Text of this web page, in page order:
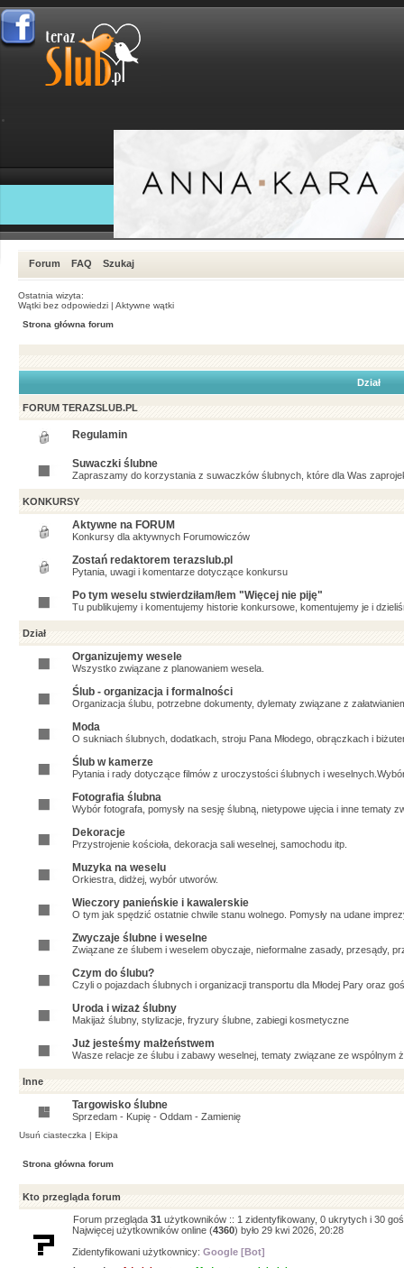
Forum FAQ Szukaj
Ostatnia wizyta:
Wątki bez odpowiedzi | Aktywne wątki
Strona główna forum
Dział
FORUM TERAZSLUB.PL
Regulamin
Suwaczki ślubne
Zapraszamy do korzystania z suwaczków ślubnych, które dla Was
KONKURSY
Aktywne na FORUM
Konkursy dla aktywnych Forumowiczów
Zostań redaktorem terazslub.pl
Pytania, uwagi i komentarze dotyczące konkursu
Po tym weselu stwierdziłam/łem "Więcej nie piję"
Tu publikujemy i komentujemy historie konkursowe, komentujemy je i
Dział
Organizujemy wesele
Wszystko związane z planowaniem wesela.
Ślub - organizacja i formalności
Organizacja ślubu, potrzebne dokumenty, dylematy związane z
Moda
O sukniach ślubnych, dodatkach, stroju Pana Młodego, obrączkach i
Ślub w kamerze
Pytania i rady dotyczące filmów z uroczystości ślubnych i
Fotografia ślubna
Wybór fotografa, pomysły na sesję ślubną, nietypowe ujęcia i inne tematy
Dekoracje
Przystrojenie kościoła, dekoracja sali weselnej, samochodu itp.
Muzyka na weselu
Orkiestra, didżej, wybór utworów.
Wieczory panieńskie i kawalerskie
O tym jak spędzić ostatnie chwile stanu wolnego. Pomysły na udane
Zwyczaje ślubne i weselne
Związane ze ślubem i weselem obyczaje, nieformalne zasady, przesądy,
Czym do ślubu?
Czyli o pojazdach ślubnych i organizacji transportu dla Młodej Pary oraz
Uroda i wizaż ślubny
Makijaż ślubny, stylizacje, fryzury ślubne, zabiegi kosmetyczne
Już jesteśmy małżeństwem
Wasze relacje ze ślubu i zabawy weselnej, tematy związane ze wspólnym
Inne
Targowisko ślubne
Sprzedam - Kupię - Oddam - Zamienię
Usuń ciasteczka | Ekipa
Strona główna forum
Kto przegląda forum
Forum przegląda 31 użytkowników :: 1 zidentyfikowany, 0 ukrytych i 30
Najwięcej użytkowników online (4360) było 29 kwi 2026, 20:28
Zidentyfikowani użytkownicy: Google [Bot]